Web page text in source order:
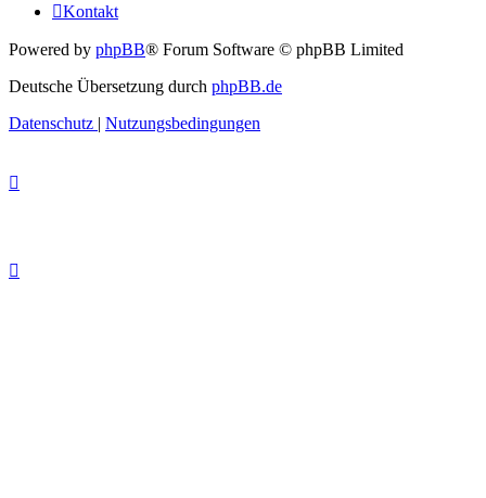
Kontakt
Powered by phpBB® Forum Software © phpBB Limited
Deutsche Übersetzung durch phpBB.de
Datenschutz | Nutzungsbedingungen